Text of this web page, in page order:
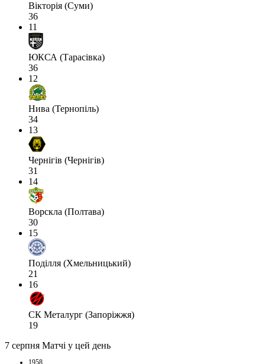
Вікторія (Суми)
36
11
ЮКСА (Тарасівка)
36
12
Нива (Тернопіль)
34
13
Чернігів (Чернігів)
31
14
Ворскла (Полтава)
30
15
Поділля (Хмельницький)
21
16
СК Металург (Запоріжжя)
19
7 серпня Матчі у цей день